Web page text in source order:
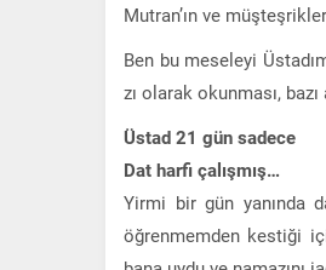
Mutran’ın ve
Ben bu meseleyi
zı olarak okunması,
Üstad 21 gün sadece
Dat harfi çalışmış…
Yirmi bir gün yanında
öğrenmemden kestiği